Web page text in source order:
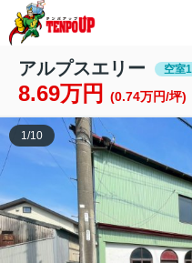
アルプスエリー 空室1
8.69万円 (0.74万円/坪)
1/10